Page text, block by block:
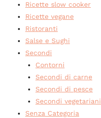
Ricette slow cooker
Ricette vegane
Ristoranti
Salse e Sughi
Secondi
Contorni
Secondi di carne
Secondi di pesce
Secondi vegetariani
Senza Categoria